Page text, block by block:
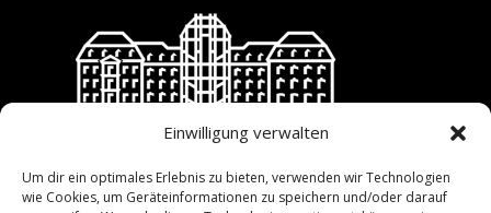
Einwilligung verwalten
Um dir ein optimales Erlebnis zu bieten, verwenden wir Technologien
wie Cookies, um Geräteinformationen zu speichern und/oder darauf